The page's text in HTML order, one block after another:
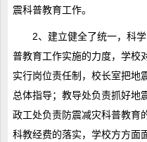
震科普教育工作。
2、建立健全了统一，科
普教育工作实施的力度，学校
实行岗位责任制，校长室把地
总体指导；教导处负责抓好地
政工处负责防震减灾科普教育
科教经费的落实，学校方方面